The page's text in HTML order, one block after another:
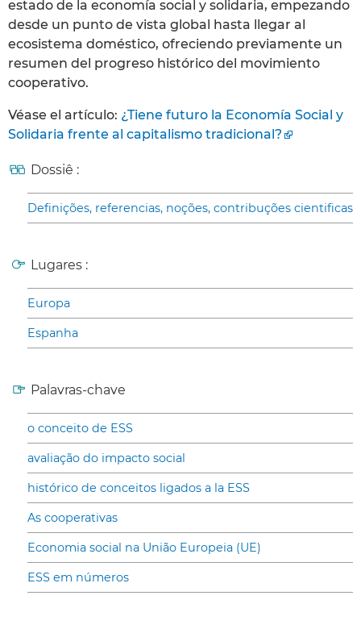
estado de la economía social y solidaria, empezando
desde un punto de vista global hasta llegar al
ecosistema doméstico, ofreciendo previamente un
resumen del progreso histórico del movimiento
cooperativo.
Véase el artículo: ¿Tiene futuro la Economía Social y
Solidaria frente al capitalismo tradicional?
Dossiê :
Definições, referencias, noções, contribuções cientificas
Lugares :
Europa
Espanha
Palavras-chave
o conceito de ESS
avaliação do impacto social
histórico de conceitos ligados a la ESS
As cooperativas
Economia social na União Europeia (UE)
ESS em números